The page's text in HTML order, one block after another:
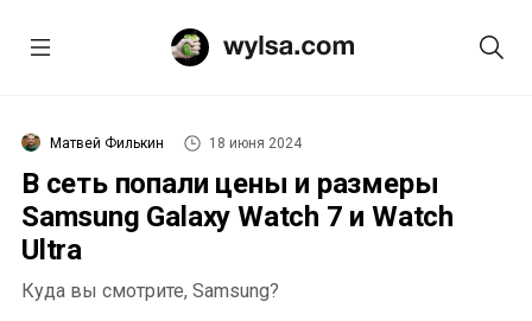
Матвей Филькин 18 июня 2024
В сеть попали цены и размеры
Samsung Galaxy Watch 7 и Watch
Ultra
Куда вы смотрите, Samsung?